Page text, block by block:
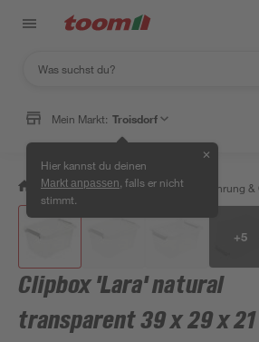
Mein Markt: Troisdorf
Hier kannst du deinen
Markt anpassen , falls er nicht
stimmt.
✕
/ Wohnen & Haushalt / Aufbewahrung
+5
Clipbox 'Lara' natural
transparent 39 x 29 x